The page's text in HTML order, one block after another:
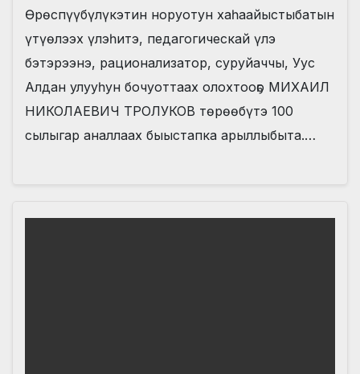
Өрөспүүбүлүкэтин норуотун хаһаайыстыбатын
үтүөлээх үлэһитэ, педагогическай үлэ
бэтэрээнэ, рационализатор, суруйаччы, Уус
Алдан улууһун бочуоттаах олохтооҕо МИХАИЛ
НИКОЛАЕВИЧ ТРОЛУКОВ төрөөбүтэ 100
сылыгар аналлаах быыстапка арыллыбыта.…